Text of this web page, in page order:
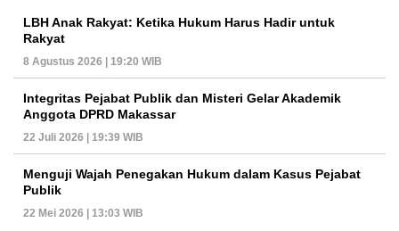
LBH Anak Rakyat: Ketika Hukum Harus Hadir untuk
Rakyat
8 Agustus 2026 | 19:20 WIB
Integritas Pejabat Publik dan Misteri Gelar Akademik
Anggota DPRD Makassar
22 Juli 2026 | 19:39 WIB
Menguji Wajah Penegakan Hukum dalam Kasus Pejabat
Publik
22 Mei 2026 | 13:03 WIB